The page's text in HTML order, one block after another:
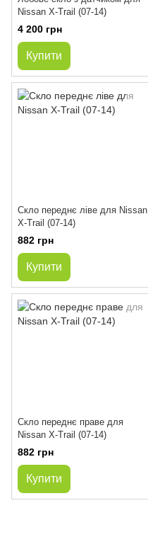
Nissan X-Trail (07-14)
4 200 грн
Купити
Скло переднє ліве для Nissan
X-Trail (07-14)
882 грн
Купити
Скло переднє праве для
Nissan X-Trail (07-14)
882 грн
Купити